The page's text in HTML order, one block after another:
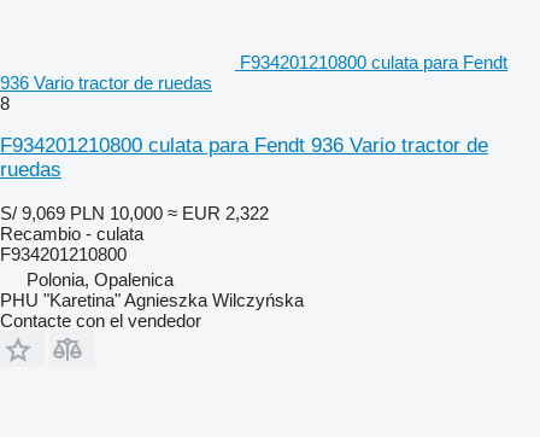
F934201210800 culata para Fendt
936 Vario tractor de ruedas
8
F934201210800 culata para Fendt 936 Vario tractor de
ruedas
S/ 9,069 PLN 10,000 ≈ EUR 2,322
Recambio - culata
F934201210800
Polonia, Opalenica
PHU "Karetina" Agnieszka Wilczyńska
Contacte con el vendedor